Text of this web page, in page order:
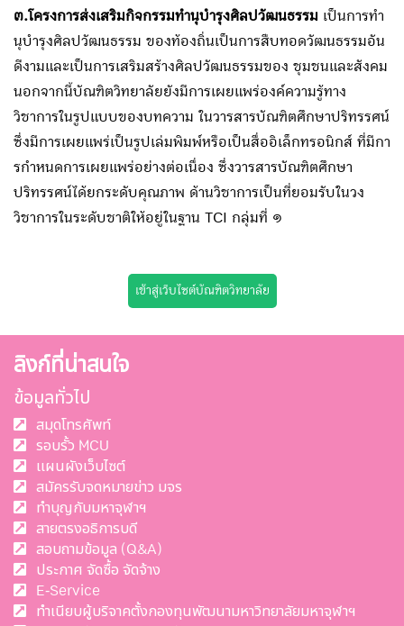
๓.โครงการส่งเสริมกิจกรรมทํานุบํารุงศิลปวัฒนธรรม เป็นการทํา
นุบํารุงศิลปวัฒนธรรม ของท้องถิ่นเป็นการสืบทอดวัฒนธรรมอัน
ดีงามและเป็นการเสริมสร้างศิลปวัฒนธรรมของ ชุมชนและสังคม
นอกจากนี้บัณฑิตวิทยาลัยยังมีการเผยแพร่องค์ความรู้ทาง
วิชาการในรูปแบบของบทความ ในวารสารบัณฑิตศึกษาปริทรรศน์
ซึ่งมีการเผยแพร่เป็นรูปเล่มพิมพ์หรือเป็นสื่ออิเล็กทรอนิกส์ ที่มีกา
รกําหนดการเผยแพร่อย่างต่อเนื่อง ซึ่งวารสารบัณฑิตศึกษา
ปริทรรศน์ได้ยกระดับคุณภาพ ด้านวิชาการเป็นที่ยอมรับในวง
วิชาการในระดับชาติให้อยู่ในฐาน TCI กลุ่มที่ ๑
เข้าสู่เว็บไซต์บัณฑิตวิทยาลัย
ลิงก์ที่น่าสนใจ
ข้อมูลทั่วไป
สมุดโทรศัพท์
รอบรั้ว MCU
แผนผังเว็บไซต์
สมัครรับจดหมายข่าว มจร
ทำบุญกับมหาจุฬาฯ
สายตรงอธิการบดี
สอบถามข้อมูล (Q&A)
ประกาศ จัดซื้อ จัดจ้าง
E-Service
ทำเนียบผู้บริจาคตั้งกองทุนพัฒนามหาวิทยาลัยมหาจุฬาฯ